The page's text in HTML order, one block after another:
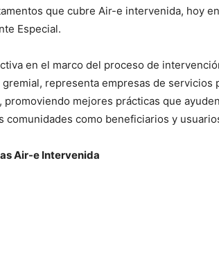
que cubre Air-e intervenida, hoy
Especial.
en el marco del proceso de
representa empresas de servicios
promoviendo mejores prácticas que
comunidades como beneficiarios y
Air-e Intervenida